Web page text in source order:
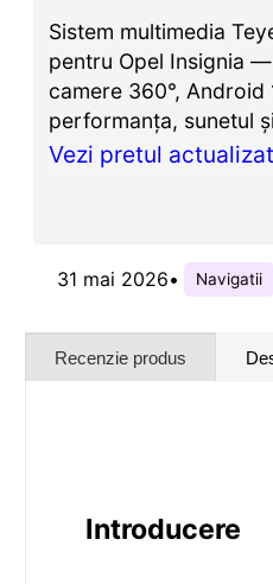
Sistem multimedia
pentru Opel Insignia
camere 360°, Android
performanța, sunetul
Vezi pretul actualizat
31 mai 2026• Navigatii
Recenzie produs
Introducere